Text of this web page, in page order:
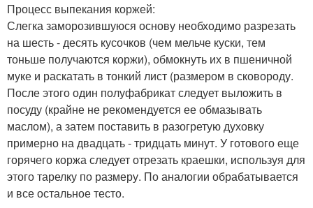
Процесс выпекания коржей:
Слегка заморозившуюся основу необходимо разрезать
на шесть - десять кусочков (чем мельче куски, тем
тоньше получаются коржи), обмокнуть их в пшеничной
муке и раскатать в тонкий лист (размером в сковороду.
После этого один полуфабрикат следует выложить в
посуду (крайне не рекомендуется ее обмазывать
маслом), а затем поставить в разогретую духовку
примерно на двадцать - тридцать минут. У готового еще
горячего коржа следует отрезать краешки, используя для
этого тарелку по размеру. По аналогии обрабатывается
и все остальное тесто.